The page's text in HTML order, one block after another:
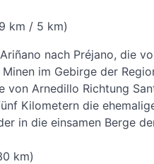
km / 5 km)
nach Préjano, die
im Gebirge der
von Arnedillo Richtung
Kilometern die
in die einsamen Berge
km)